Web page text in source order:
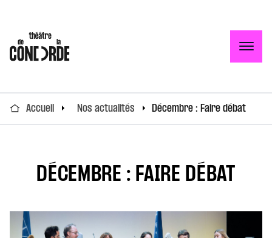
Accueil Nos actualités Décembre : Faire débat
DÉCEMBRE : FAIRE DÉBAT